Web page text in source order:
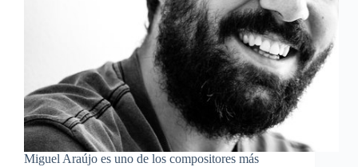
Miguel Araújo es uno de los compositores más